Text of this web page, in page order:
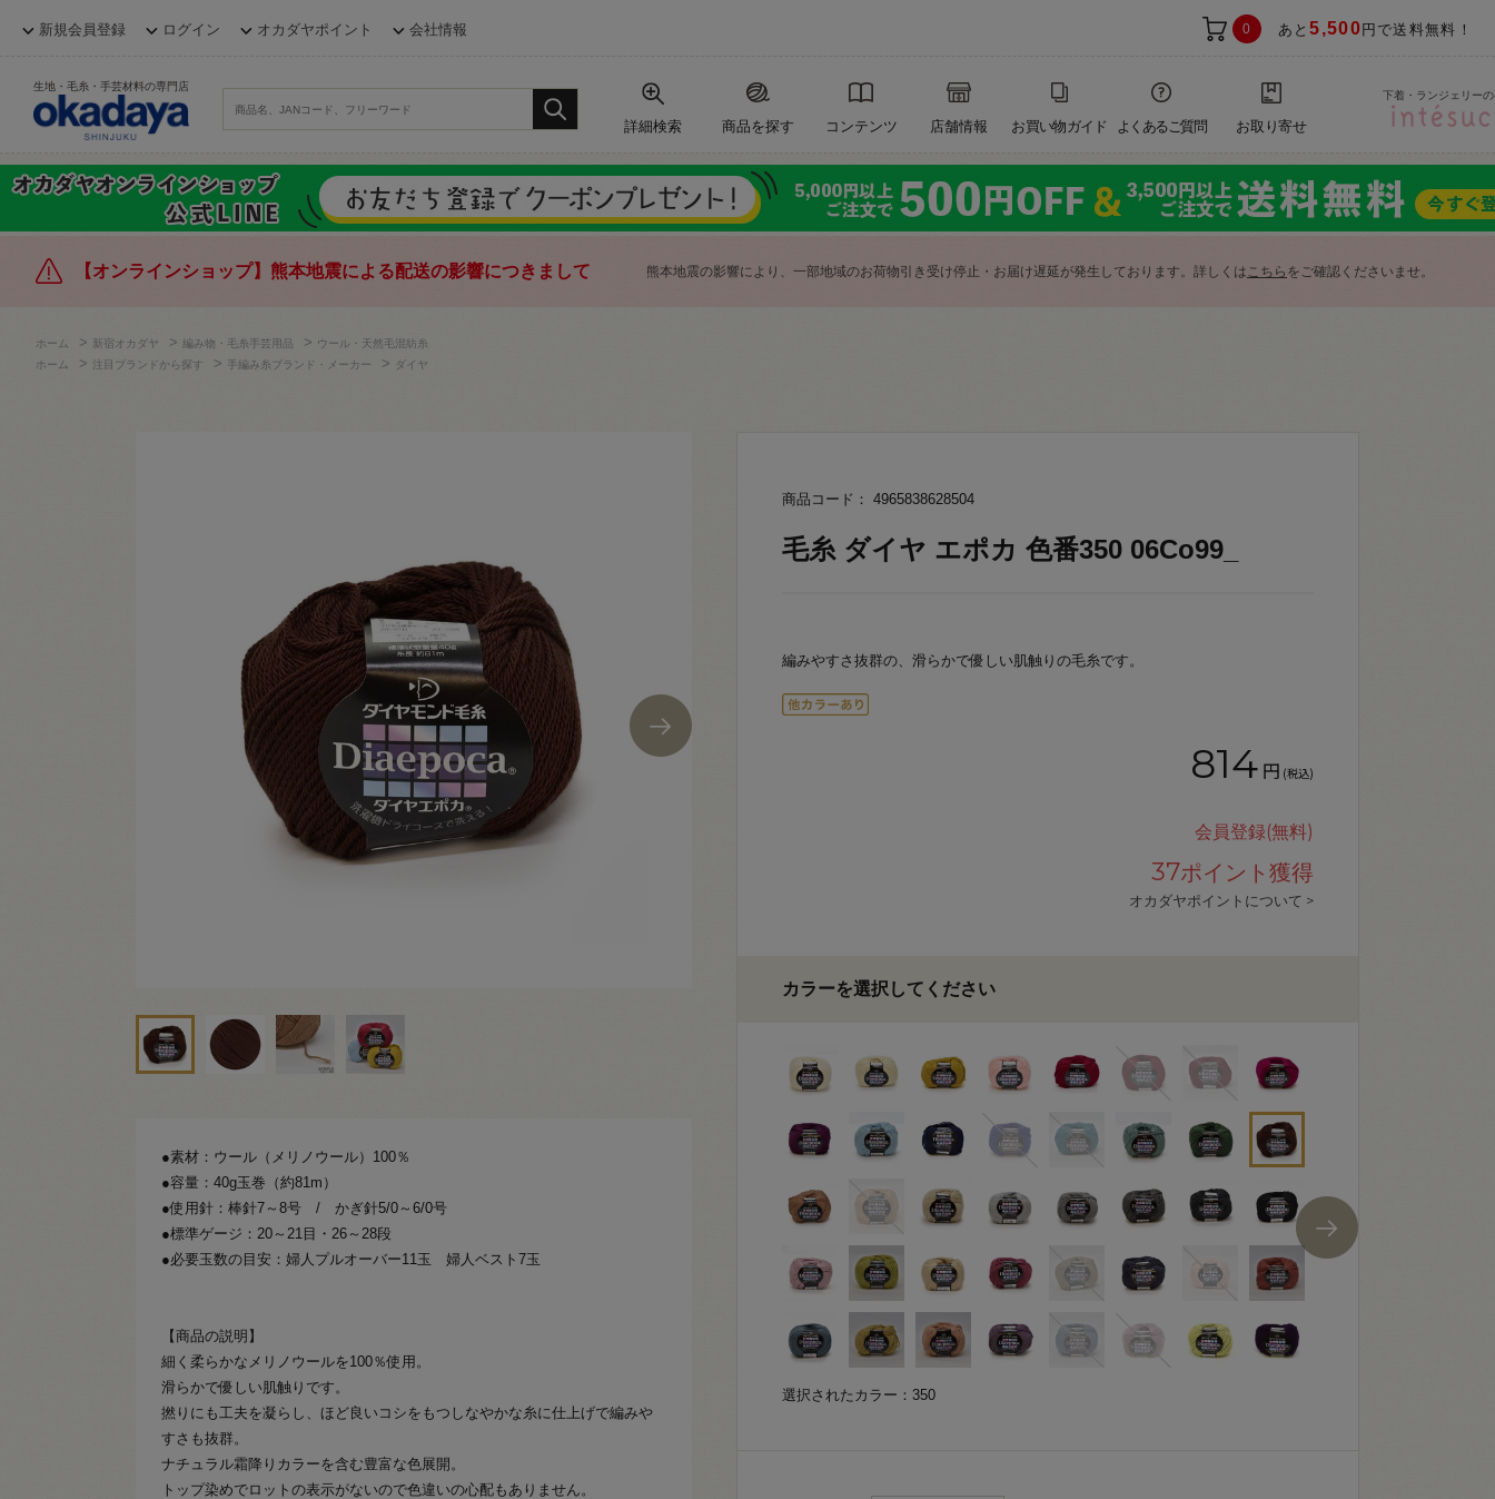
新規会員登録 ログイン オカダヤポイント 会社情報 0 あと5,500 円で送料無料！
生地・毛糸・手芸材料の専門店
詳細検索 商品を探す コンテンツ 店舗情報 お買い物ガイド よくあるご質問 お取り寄せ
下着・ランジェリー
【オンラインショップ】熊本地震による配送の影響につきまして 熊本地震の影響により、一部地域のお荷物引き受け停止・お届け遅延が発生しております。詳しくはこちら をご確認くださいませ。
ホーム > 新宿オカダヤ > 編み物・毛糸手芸用品 > ウール・天然毛混紡糸
ホーム
> 注目ブランドから探す > 手編み糸ブランド・メーカー > ダイヤ
●素材：ウール（メリノウール）100％
●容量：40g玉巻（約81m）
●使用針：棒針7～8号 / かぎ針5/0～6/0号
●標準ゲージ：20～21目・26～28段
●必要玉数の目安：婦人プルオーバー11玉 婦人ベスト7玉
【商品の説明】
細く柔らかなメリノウールを100％使用。
滑らかで優しい肌触りです。
撚りにも工夫を凝らし、ほど良いコシをもつしなやかな糸に仕上げで編みや
すさも抜群。
ナチュラル霜降りカラーを含む豊富な色展開。
トップ染めでロットの表示がないので色違いの心配もありません。
商品コード： 4965838628504
毛糸 ダイヤ エポカ 色番350 06Co99_
編みやすさ抜群の、滑らかで優しい肌触りの毛糸です。
814 円 (税込)
会員登録(無料)
37ポイント獲得
オカダヤポイントについて >
カラーを選択してください
選択されたカラー：350